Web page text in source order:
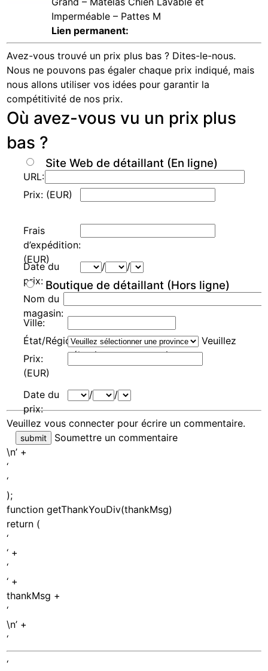
Imperméable – Pattes M
Lien permanent:
Avez-vous trouvé un prix plus bas ? Dites-le-nous.
Nous ne pouvons pas égaler chaque prix indiqué, mais
nous allons utiliser vos idées pour garantir la
compétitivité de nos prix.
Où avez-vous vu un prix plus
bas ?
Site Web de détaillant (En ligne)
URL:
Prix: (EUR)
Frais
d’expédition:
(EUR)
Date du
prix:
/ /
Boutique de détaillant (Hors ligne)
Nom du
magasin:
Ville:
État/Région/Canton:
Veuillez
sélectionner une province
Prix:
(EUR)
Date du
prix:
/ /
Veuillezvous connecter pour écrire un commentaire.
Soumettre un commentaire
\n’ +
‘
‘
);
function getThankYouDiv(thankMsg)
return (
‘
‘ +
‘
‘ +
thankMsg +
‘
\n’ +
‘
‘